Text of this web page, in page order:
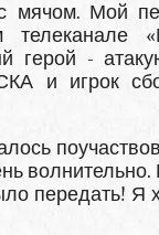
мячом. Мой
телеканале
герой -
и игрок
волнительно.
передать! Я